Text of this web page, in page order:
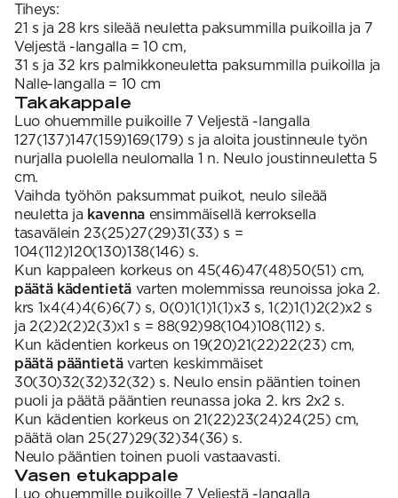
Tiheys:
21 s ja 28 krs sileää neuletta paksummilla puikoilla ja 7
Veljestä -langalla = 10 cm,
31 s ja 32 krs palmikkoneuletta paksummilla puikoilla ja
Nalle-langalla = 10 cm
Takakappale
Luo ohuemmille puikoille 7 Veljestä -langalla
127(137)147(159)169(179) s ja aloita joustinneule työn
nurjalla puolella neulomalla 1 n. Neulo joustinneuletta 5
cm.
Vaihda työhön paksummat puikot, neulo sileää
neuletta ja kavennaensimmäisellä kerroksella
tasavälein 23(25)27(29)31(33) s =
104(112)120(130)138(146) s.
Kun kappaleen korkeus on 45(46)47(48)50(51) cm,
päätä kädentietävarten molemmissa reunoissa joka 2.
krs 1x4(4)4(6)6(7) s, 0(0)1(1)1(1)x3 s, 1(2)1(1)2(2)x2 s
ja 2(2)2(2)2(3)x1 s = 88(92)98(104)108(112) s.
Kun kädentien korkeus on 19(20)21(22)22(23) cm,
päätä pääntietävarten keskimmäiset
30(30)32(32)32(32) s. Neulo ensin pääntien toinen
puoli ja päätä pääntien reunassa joka 2. krs 2x2 s.
Kun kädentien korkeus on 21(22)23(24)24(25) cm,
päätä olan 25(27)29(32)34(36) s.
Neulo pääntien toinen puoli vastaavasti.
Vasen etukappale
Luo ohuemmille puikoille 7 Veljestä -langalla